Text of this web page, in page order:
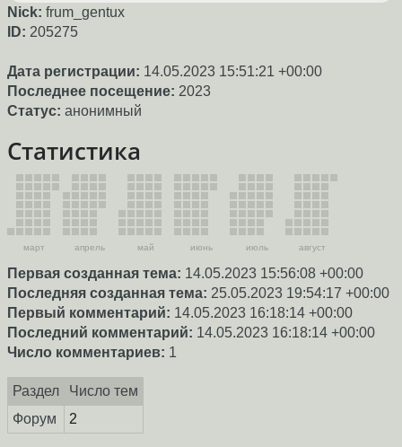
Nick: frum_gentux
ID: 205275
Дата регистрации: 14.05.2023 15:51:21 +00:00
Последнее посещение: 2023
Статус: анонимный
Статистика
март апрель май июнь июль август
Первая созданная тема: 14.05.2023 15:56:08 +00:00
Последняя созданная тема: 25.05.2023 19:54:17 +00:00
Первый комментарий: 14.05.2023 16:18:14 +00:00
Последний комментарий: 14.05.2023 16:18:14 +00:00
Число комментариев: 1
Раздел
Число тем
Форум
2